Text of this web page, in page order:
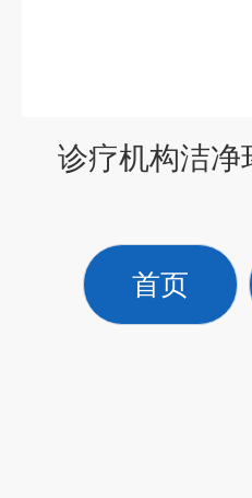
诊疗机构洁净
首页